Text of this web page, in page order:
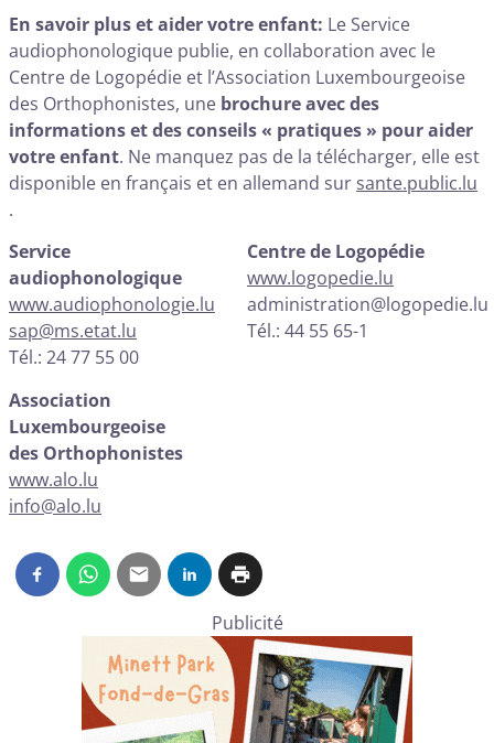
En savoir plus et aider votre enfant: Le Service
audiophonologique publie, en collaboration avec le
Centre de Logopédie et l’Association Luxembourgeoise
des Orthophonistes, une brochure avec des
informations et des conseils « pratiques » pour aider
votre enfant. Ne manquez pas de la télécharger, elle est
disponible en français et en allemand sur sante.public.lu
.
Service
audiophonologique
www.audiophonologie.lu
sap@ms.etat.lu
Tél.: 24 77 55 00
Centre de Logopédie
www.logopedie.lu
administration@logopedie.lu
Tél.: 44 55 65-1
Association
Luxembourgeoise
des Orthophonistes
www.alo.lu
info@alo.lu
Publicité